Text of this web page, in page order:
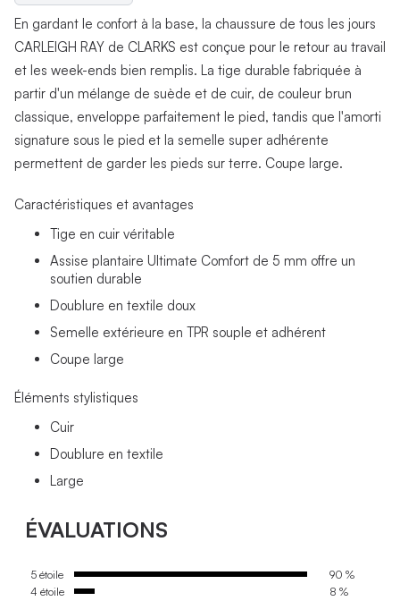
En gardant le confort à la base, la chaussure de tous les jours
CARLEIGH RAY de CLARKS est conçue pour le retour au travail
et les week-ends bien remplis. La tige durable fabriquée à
partir d'un mélange de suède et de cuir, de couleur brun
classique, enveloppe parfaitement le pied, tandis que l'amorti
signature sous le pied et la semelle super adhérente
permettent de garder les pieds sur terre. Coupe large.
Caractéristiques et avantages
Tige en cuir véritable
Assise plantaire Ultimate Comfort de 5 mm offre un
soutien durable
Doublure en textile doux
Semelle extérieure en TPR souple et adhérent
Coupe large
Éléments stylistiques
Cuir
Doublure en textile
Large
ÉVALUATIONS
5 étoile
90 %
4 étoile
8 %